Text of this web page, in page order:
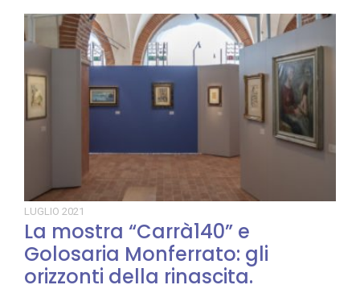
LUGLIO 2021
La mostra “Carrà140” e
Golosaria Monferrato: gli
orizzonti della rinascita.